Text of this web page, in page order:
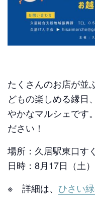
たくさんのお店が並
どもの楽しめる縁日
やかなマルシェです
ださい！
場所：久居駅東口
日時：8月17日（土
※ 詳細は、 ひさい